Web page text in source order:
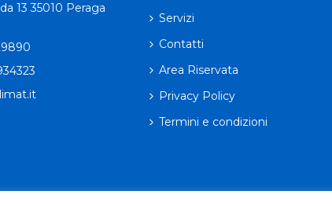
13 35010 Peraga
Servizi
Contatti
Area Riservata
Privacy Policy
Termini e condizioni